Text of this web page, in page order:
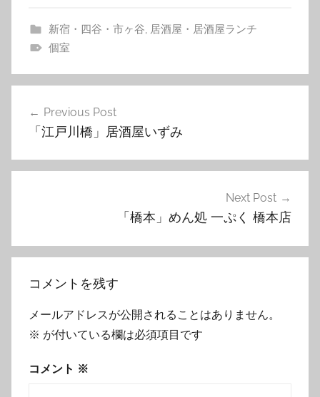
新宿・四谷・市ヶ谷 居酒屋・居酒屋ランチ
個室
ビ
シ
Previous Post
「江戸川橋」居酒屋いずみ
Next Post
「橋本」めん処 一ぷく 橋本店
コメントを残す
メールアドレスが公開されることはありません。
※ が付いている欄は必須項目です
コメント ※